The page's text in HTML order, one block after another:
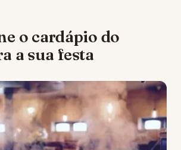
o cardápio do
a sua festa